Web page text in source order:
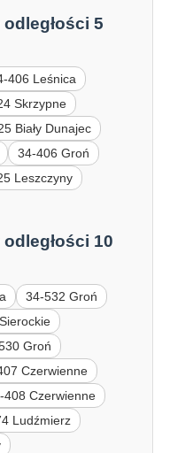
5
406 Leśnica
Skrzypne
Biały Dunajec
34-406 Groń
Leszczyny
10
34-532 Groń
Groń
Czerwienne
408 Czerwienne
Ludźmierz